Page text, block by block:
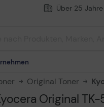
Über 25
Original Toner
Original